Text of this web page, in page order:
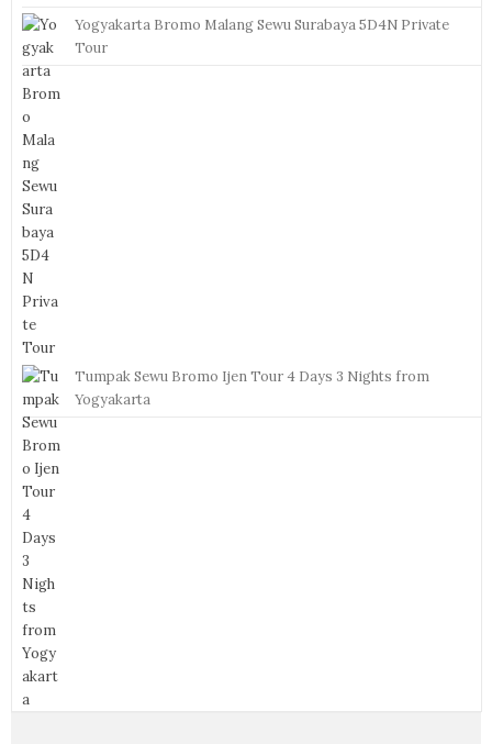
Yogyakarta Bromo Malang Sewu Surabaya 5D4N Private
Tour
Tumpak Sewu Bromo Ijen Tour 4 Days 3 Nights from
Yogyakarta